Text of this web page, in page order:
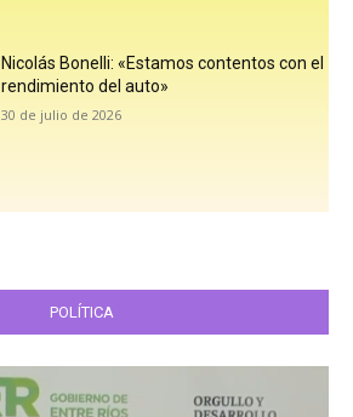
Nicolás Bonelli: «Estamos contentos con el
rendimiento del auto»
30 de julio de 2026
POLÍTICA